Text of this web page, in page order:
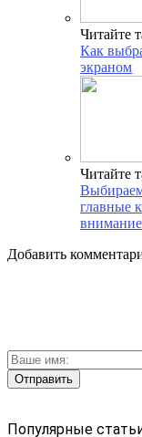
Читайте
Как
экраном
Читайте
главные
Добавить
Популярные